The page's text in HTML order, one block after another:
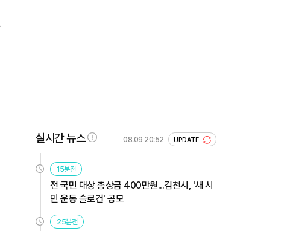
실시간 뉴스 08.09 20:52 UPDATE
15분전
전 국민 대상 총상금 400만원...김천시, '새 시
민 운동 슬로건' 공모
25분전